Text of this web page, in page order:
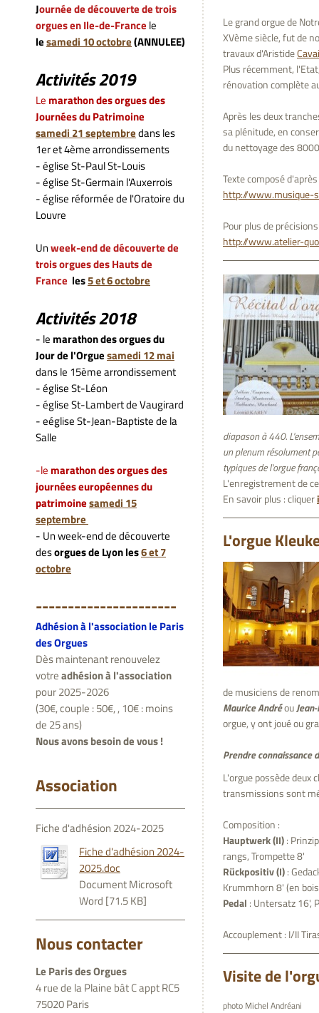
Journée de découverte de trois
orgues en Ile-de-France le
lesamedi 10 octobre(ANNULEE)
Activités 2019
Le marathon des orgues des
Journées du Patrimoine
samedi 21 septembredans les
1er et 4ème arrondissements
- église St-Paul St-Louis
- église St-Germain l'Auxerrois
- église réformée de l'Oratoire du
Louvre
Unweek-end de découverte de
troisorgues des Hauts de
France les5 et 6 octobre
Activités 2018
- le marathon des orgues du
Jour de l'Orguesamedi 12 mai
dans le 15ème arrondissement
- église St-Léon
- église St-Lambert de Vaugirard
- eéglise St-Jean-Baptiste de la
Salle
-le marathon des orgues des
journées européennes du
patrimoinesamedi 15
septembre
- Un week-end de découverte
desorgues de Lyon les6 et 7
octobre
----------------------
Adhésion à l'association le Paris
des Orgues
Dès maintenant renouvelez
votreadhésion à l'association
pour 2025-2026
(30€, couple : 50€, , 10€ : moins
de 25 ans)
Nous avons besoin de vous !
Association
Fiche d'adhésion 2024-2025
Fiche d'adhésion 2024-
2025.doc
Document Microsoft
Word [71.5 KB]
Nous contacter
Le Paris des Orgues
4 rue de la Plaine bât C appt RC5
75020 Paris
Le grand orgue de
XVème siècle, fut de
travaux d'Aristide
Plus récemment,
rénovation complète
Après les deux
sa plénitude, en
du nettoyage des
Texte composé
http://www.musique-
Pour plus de
http://www.atelier-
diapason à 440.
un plenum résolument
typiques de l'orgue
L'enregistrement de
En savoir plus : cliquer
L'orgue
de musiciens de
Maurice Andréou
orgue, y ont joué ou
Prendre connaissance
L'orgue possède deux
transmissions sont
Composition :
Hauptwerk (II):
rangs, Trompette 8'
Rückpositiv (I):
Krummhorn 8' (en
Pedal : Untersatz 16',
Accouplement : I/II
Visite de
photo Michel Andréani